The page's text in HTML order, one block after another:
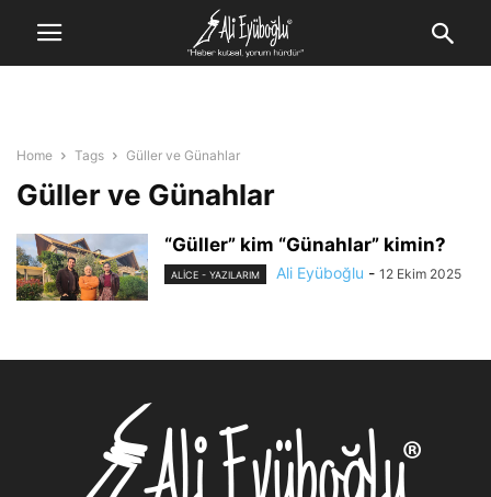
Home Tags Güller ve Günahlar
Güller ve Günahlar
“Güller” kim “Günahlar” kimin?
ALİCE - YAZILARIM Ali Eyüboğlu - 12 Ekim 2025